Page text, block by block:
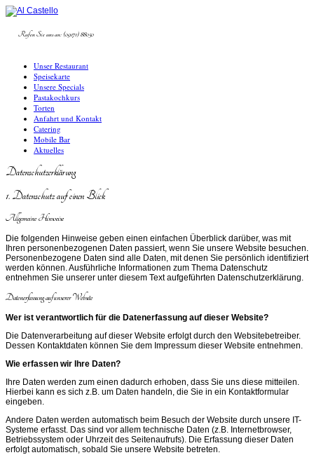
Rufen Sie uns an: (09171) 88050
Unser Restaurant
Speisekarte
Unsere Specials
Pastakochkurs
Torten
Anfahrt und Kontakt
Catering
Mobile Bar
Aktuelles
Datenschutzerklärung
1. Datenschutz auf einen Blick
Allgemeine Hinweise
Die folgenden Hinweise geben einen einfachen Überblick darüber, was mit
Ihren personenbezogenen Daten passiert, wenn Sie unsere Website besuchen.
Personenbezogene Daten sind alle Daten, mit denen Sie persönlich identifiziert
werden können. Ausführliche Informationen zum Thema Datenschutz
entnehmen Sie unserer unter diesem Text aufgeführten Datenschutzerklärung.
Datenerfassung auf unserer Website
Wer ist verantwortlich für die Datenerfassung auf dieser Website?
Die Datenverarbeitung auf dieser Website erfolgt durch den Websitebetreiber.
Dessen Kontaktdaten können Sie dem Impressum dieser Website entnehmen.
Wie erfassen wir Ihre Daten?
Ihre Daten werden zum einen dadurch erhoben, dass Sie uns diese mitteilen.
Hierbei kann es sich z.B. um Daten handeln, die Sie in ein Kontaktformular
eingeben.
Andere Daten werden automatisch beim Besuch der Website durch unsere IT-
Systeme erfasst. Das sind vor allem technische Daten (z.B. Internetbrowser,
Betriebssystem oder Uhrzeit des Seitenaufrufs). Die Erfassung dieser Daten
erfolgt automatisch, sobald Sie unsere Website betreten.